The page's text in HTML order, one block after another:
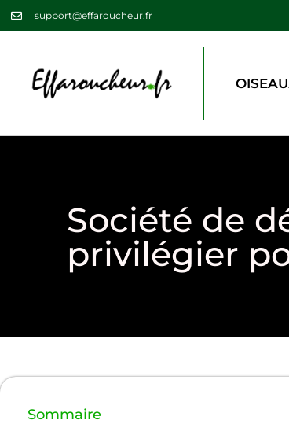
support@effaroucheur.fr
Société de
privilégier
Sommaire